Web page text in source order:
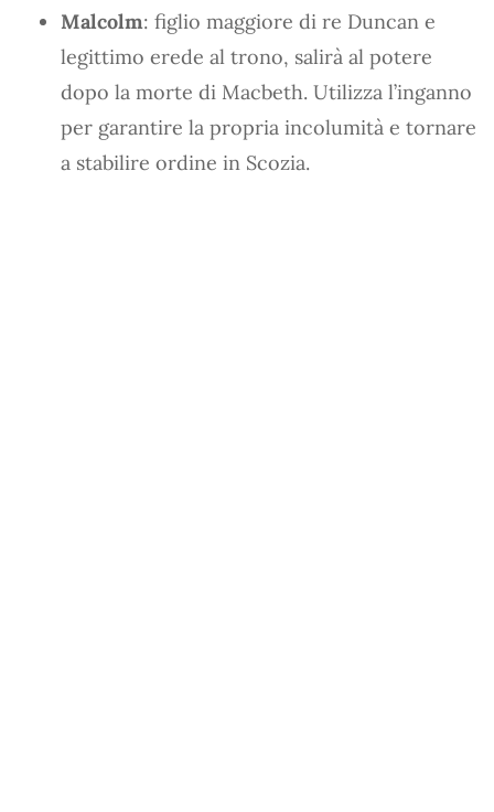
Malcolm: figlio maggiore di re Duncan e
legittimo erede al trono, salirà al potere
dopo la morte di Macbeth. Utilizza l’inganno
per garantire la propria incolumità e tornare
a stabilire ordine in Scozia.